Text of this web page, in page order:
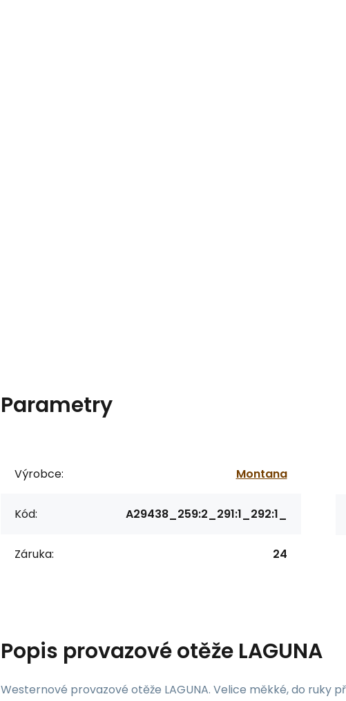
Parametry
Výrobce: Montana
Kód: A29438_259:2_291:1_292:1_
Záruka: 24
Popis provazové otěže LAGUNA
Westernové provazové otěže LAGUNA. Velice měkké, do